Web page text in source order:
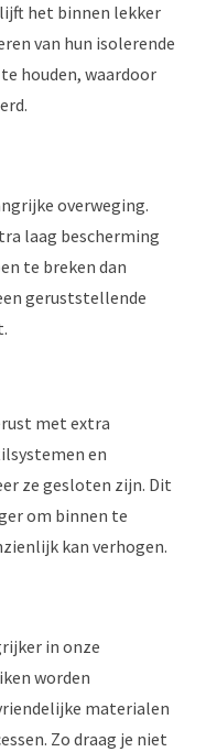
het binnen lekker
van hun isolerende
houden, waardoor
overweging.
laag bescherming
te breken dan
geruststellende
met extra
en
ze gesloten zijn. Dit
om binnen te
kan verhogen.
in onze
worden
materialen
Zo draag je niet